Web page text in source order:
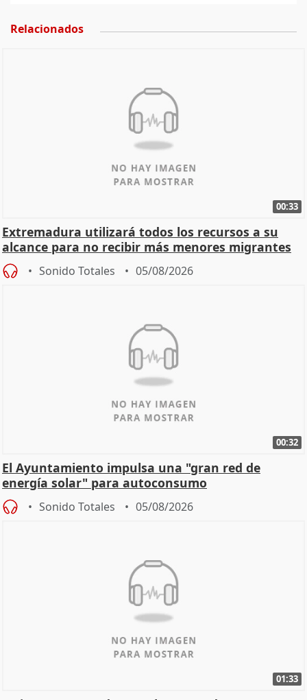
Relacionados
00:33
Extremadura utilizará todos los recursos a su
alcance para no recibir más menores migrantes
Sonido Totales 05/08/2026
00:32
El Ayuntamiento impulsa una "gran red de
energía solar" para autoconsumo
Sonido Totales 05/08/2026
01:33